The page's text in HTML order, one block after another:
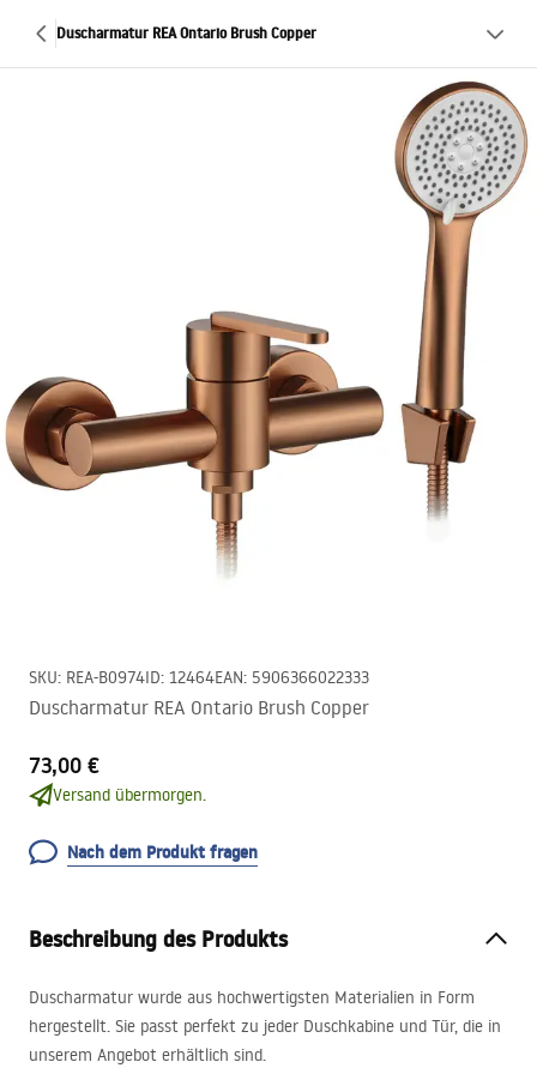
Duscharmatur REA Ontario Brush Copper
SKU: REA-B0974ID: 12464EAN: 5906366022333
Duscharmatur REA Ontario Brush Copper
73,00 €
Versand übermorgen.
Nach dem Produkt fragen
Beschreibung des Produkts
Duscharmatur wurde aus hochwertigsten Materialien in Form
hergestellt. Sie passt perfekt zu jeder Duschkabine und Tür, die in
unserem Angebot erhältlich sind.